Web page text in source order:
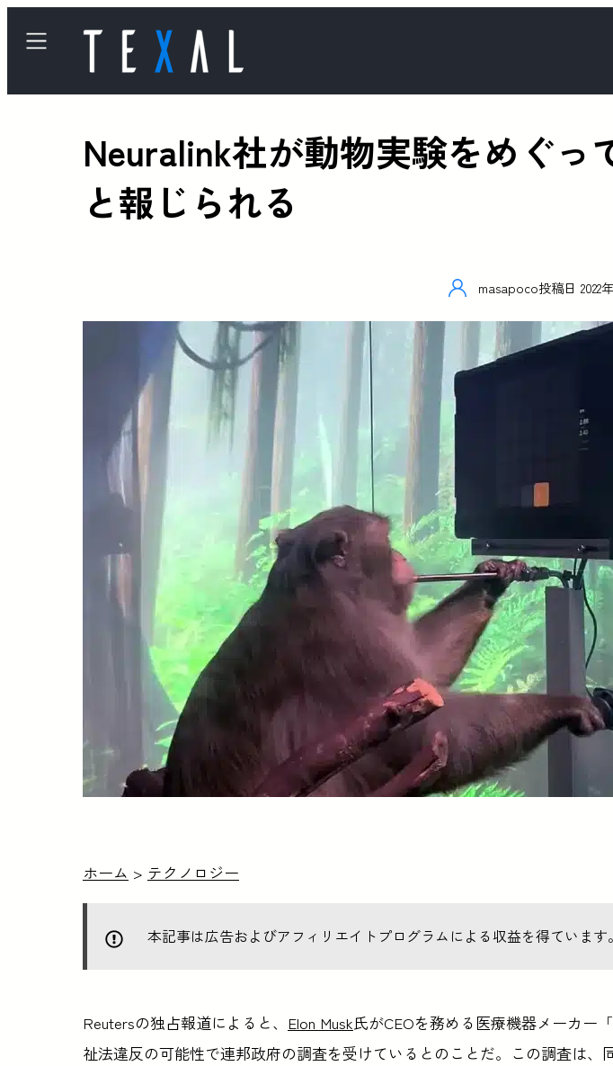
Neuralink社が動物実験をめぐっ
と報じられる
masapoco投稿日 2022
ホーム > テクノロジー
本記事は広告およびアフィリエイトプログラムによる収益を得ています。
Reutersの独占報道によると、 Elon Musk氏がCEOを務める医療機器メーカー「
祉法違反の可能性で連邦政府の調査を受けているとのことだ。この調査は、